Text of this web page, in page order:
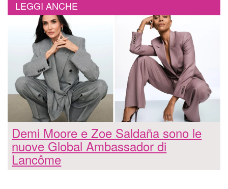
LEGGI ANCHE
Demi Moore e Zoe Saldaña sono le
nuove Global Ambassador di
Lancôme